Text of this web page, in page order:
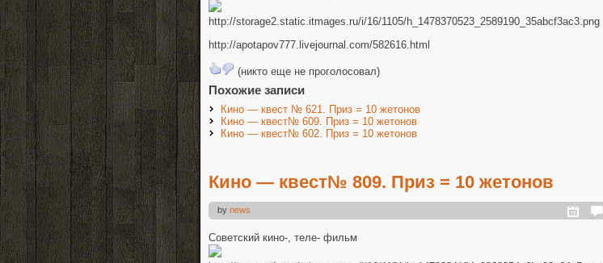
http://storage2.static.itmages.ru/i/16/1105/h_1478370523_2589190_35abcf3ac3.png
http://apotapov777.livejournal.com/582616.html
(никто еще не проголосовал)
Похожие записи
Кино — квест № 621. Приз = 10 жетонов
Кино — квест№ 609. Приз = 10 жетонов
Кино — квест№ 602. Приз = 10 жетонов
Кино — квест№ 809. Приз = 10 жетонов
by news
Советcкий кино-, теле- фильм